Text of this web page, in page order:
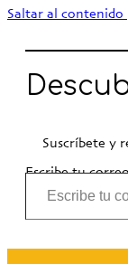
Saltar al contenido
Suscríbete y
Escribe tu